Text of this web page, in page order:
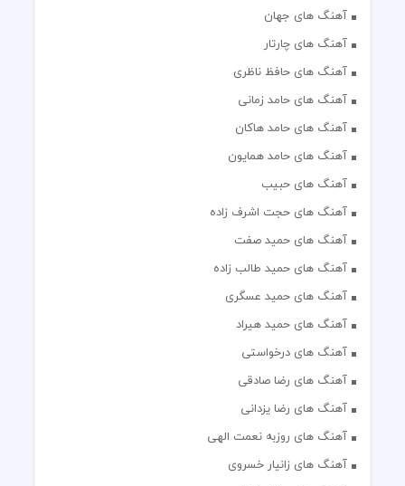
آهنگ های جهان
آهنگ های چارتار
آهنگ های حافظ ناظری
آهنگ های حامد زمانی
آهنگ های حامد هاکان
آهنگ های حامد همایون
آهنگ های حبیب
آهنگ های حجت اشرف زاده
آهنگ های حمید صفت
آهنگ های حمید طالب زاده
آهنگ های حمید عسگری
آهنگ های حمید هیراد
آهنگ های درخواستی
آهنگ های رضا صادقی
آهنگ های رضا یزدانی
آهنگ های روزبه نعمت الهی
آهنگ های زانیار خسروی